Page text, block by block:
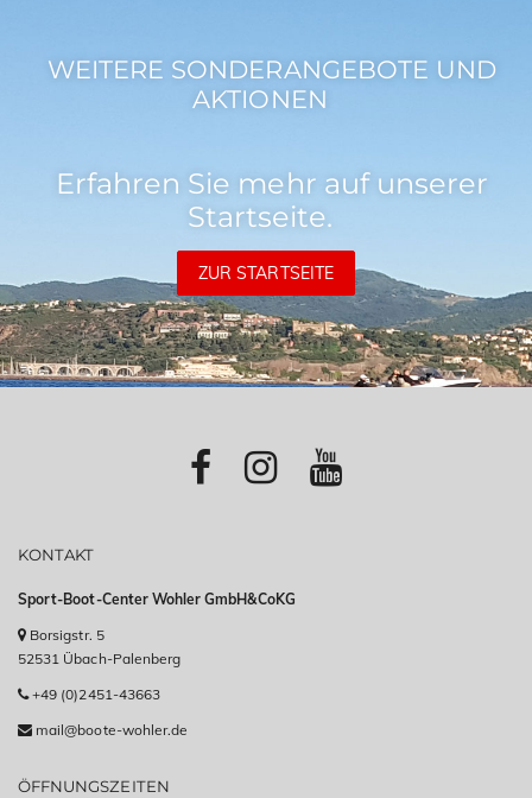
WEITERE SONDERANGEBOTE UND
AKTIONEN
Erfahren Sie mehr auf unserer
Startseite.
ZUR STARTSEITE
KONTAKT
Sport-Boot-Center Wohler GmbH&CoKG
Borsigstr. 5
52531 Übach-Palenberg
+49 (0)2451-43663
mail@boote-wohler.de
ÖFFNUNGSZEITEN